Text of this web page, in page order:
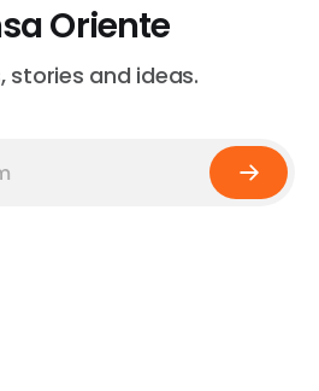
Oriente
stories and ideas.